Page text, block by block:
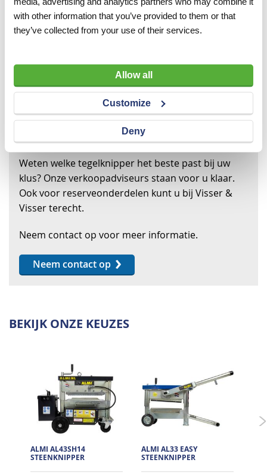
with other information that you’ve provided to them or that
they’ve collected from your use of their services.
Allow all
Customize
Deny
WIJ GEVEN U GRAAG ADVIES
Weten welke tegelknipper het beste past bij uw
klus? Onze verkoopadviseurs staan voor u klaar.
Ook voor reserveonderdelen kunt u bij Visser &
Visser terecht.
Neem contact op voor meer informatie.
Neem contact op
BEKIJK ONZE KEUZES
ALMI AL43SH14
STEENKNIPPER
ALMI AL33 EASY
STEENKNIPPER